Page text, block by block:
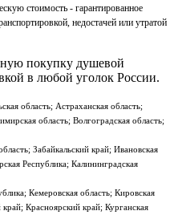
стоимость - гарантированное
недостачей или утратой
покупку душевой
в любой уголок России.
область; Астраханская область;
область; Волгоградская область;
Забайкальский край; Ивановская
Республика; Калининградская
Кемеровская область; Кировская
Красноярский край; Курганская